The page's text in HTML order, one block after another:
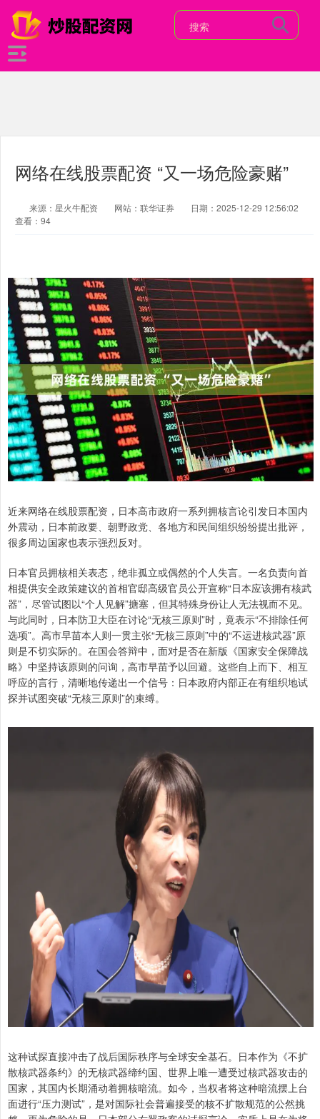
网络在线股票配资 “又一场危险豪赌”
来源：星火牛配资 网站：联华证券
日期：2025-12-29 12:56:02
查看：94
近来网络在线股票配资，日本高市政府一系列拥核言论引发日本国内
外震动，日本前政要、朝野政党、各地方和民间组织纷纷提出批评，
很多周边国家也表示强烈反对。
日本官员拥核相关表态，绝非孤立或偶然的个人失言。一名负责向首
相提供安全政策建议的首相官邸高级官员公开宣称“日本应该拥有核武
器”，尽管试图以“个人见解”搪塞，但其特殊身份让人无法视而不见。
与此同时，日本防卫大臣在讨论“无核三原则”时，竟表示“不排除任何
选项”。高市早苗本人则一贯主张“无核三原则”中的“不运进核武器”原
则是不切实际的。在国会答辩中，面对是否在新版《国家安全保障战
略》中坚持该原则的问询，高市早苗予以回避。这些自上而下、相互
呼应的言行，清晰地传递出一个信号：日本政府内部正在有组织地试
探并试图突破“无核三原则”的束缚。
这种试探直接冲击了战后国际秩序与全球安全基石。日本作为《不扩
散核武器条约》的无核武器缔约国、世界上唯一遭受过核武器攻击的
国家，其国内长期涌动着拥核暗流。如今，当权者将这种暗流摆上台
面进行“压力测试”，是对国际社会普遍接受的核不扩散规范的公然挑